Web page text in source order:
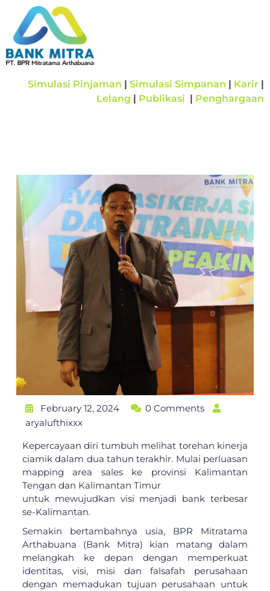
Simulasi Pinjaman | Simulasi Simpanan | Karir |
Lelang | Publikasi | Penghargaan
February 12, 2024
0 Comments
aryalufthixxx
Kepercayaan diri tumbuh melihat torehan kinerja
ciamik dalam dua tahun terakhir. Mulai perluasan
mapping area sales ke provinsi Kalimantan
Tengan dan Kalimantan Timur
untuk mewujudkan visi menjadi bank terbesar
se-Kalimantan.
Semakin bertambahnya usia, BPR Mitratama
Arthabuana (Bank Mitra) kian matang dalam
melangkah ke depan dengan memperkuat
identitas, visi, misi dan falsafah perusahaan
dengan memadukan tujuan perusahaan untuk